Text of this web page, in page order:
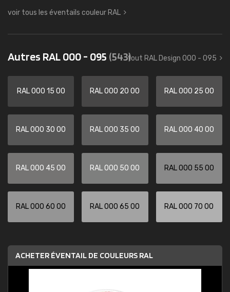
voir tous les éventails couleur RAL
Autres RAL 000 - 095 (543)tout RAL Design 000 - 095
RAL 000 15 00 RAL 000 20 00 RAL 000 25 00
RAL 000 30 00 RAL 000 35 00 RAL 000 40 00
RAL 000 45 00 RAL 000 50 00 RAL 000 55 00
RAL 000 60 00 RAL 000 65 00 RAL 000 70 00
ACHETER ÉVENTAIL DE COULEURS RAL